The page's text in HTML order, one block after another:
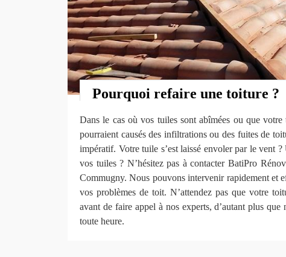
Pourquoi refaire une toiture ?
Dans le cas où vos tuiles sont abîmées ou que
pourraient causés des infiltrations ou des fuites de
impératif. Votre tuile s’est laissé envoler par le vent
vos tuiles ? N’hésitez pas à contacter BatiPro
Commugny. Nous pouvons intervenir rapidement et
vos problèmes de toit. N’attendez pas que votre
avant de faire appel à nos experts, d’autant plus que
toute heure.